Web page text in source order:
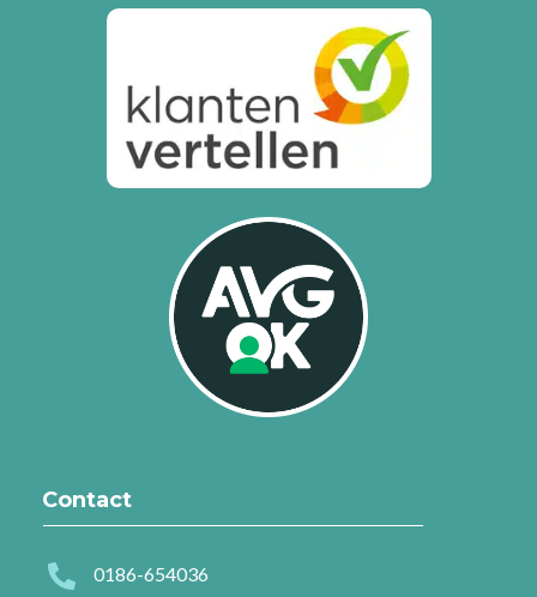
Contact

0186-654036